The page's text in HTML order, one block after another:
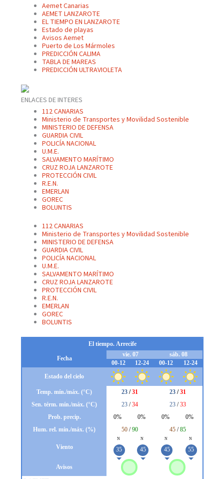
Aemet Canarias
AEMET LANZAROTE
EL TIEMPO EN LANZAROTE
Estado de playas
Avisos Aemet
Puerto de Los Mármoles
PREDICCIÓN CALIMA
TABLA DE MAREAS
PREDICCIÓN ULTRAVIOLETA
ENLACES DE INTERES
112 CANARIAS
Ministerio de Transportes y Movilidad Sostenible
MINISTERIO DE DEFENSA
GUARDIA CIVIL
POLICÍA NACIONAL
U.M.E.
SALVAMENTO MARÍTIMO
CRUZ ROJA LANZAROTE
PROTECCIÓN CIVIL
R.E.N.
EMERLAN
GOREC
BOLUNTIS
112 CANARIAS
Ministerio de Transportes y Movilidad Sostenible
MINISTERIO DE DEFENSA
GUARDIA CIVIL
POLICÍA NACIONAL
U.M.E.
SALVAMENTO MARÍTIMO
CRUZ ROJA LANZAROTE
PROTECCIÓN CIVIL
R.E.N.
EMERLAN
GOREC
BOLUNTIS